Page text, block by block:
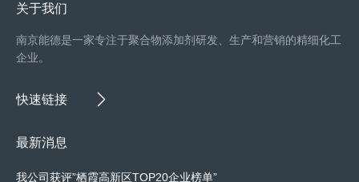
关于我们
南京能德是一家专注于聚合物添加剂研发、生产和营销的精细化工
企业。
快速链接
最新消息
我公司获评”栖霞高新区TOP20企业榜单”